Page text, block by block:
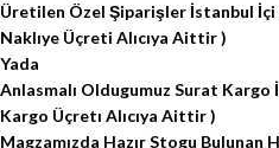
Üretilen Özel Şiparişler İstanbul İçi
Naklıye Üçreti Alıcıya Aittir )
Yada
Anlasmalı Oldugumuz Surat Kargo
Kargo Üçretı Alıcıya Aittir )
Magzamızda Hazır Stogu Bulunan